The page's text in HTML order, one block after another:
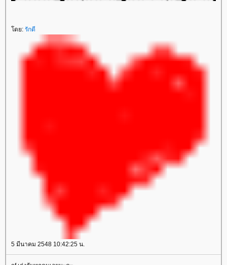
ดย: รักดี
5 มีนาคม 2548 10:42:25 น.